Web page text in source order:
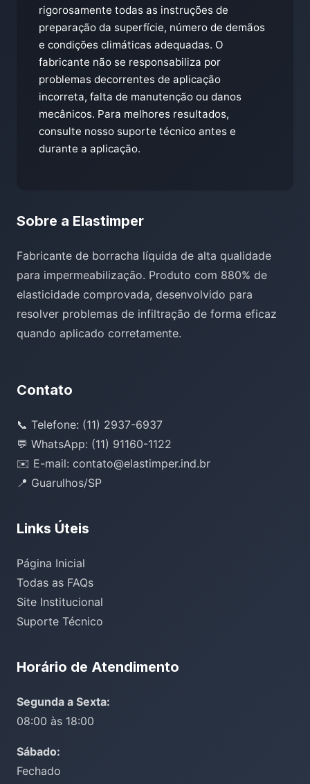
rigorosamente todas as instruções de
preparação da superfície, número de demãos
e condições climáticas adequadas. O
fabricante não se responsabiliza por
problemas decorrentes de aplicação
incorreta, falta de manutenção ou danos
mecânicos. Para melhores resultados,
consulte nosso suporte técnico antes e
durante a aplicação.
Sobre a Elastimper
Fabricante de borracha líquida de alta qualidade
para impermeabilização. Produto com 880% de
elasticidade comprovada, desenvolvido para
resolver problemas de infiltração de forma eficaz
quando aplicado corretamente.
Contato
📞 Telefone: (11) 2937-6937
💬 WhatsApp: (11) 91160-1122
✉️ E-mail: contato@elastimper.ind.br
📍 Guarulhos/SP
Links Úteis
Página Inicial
Todas as FAQs
Site Institucional
Suporte Técnico
Horário de Atendimento
Segunda a Sexta:
08:00 às 18:00
Sábado:
Fechado